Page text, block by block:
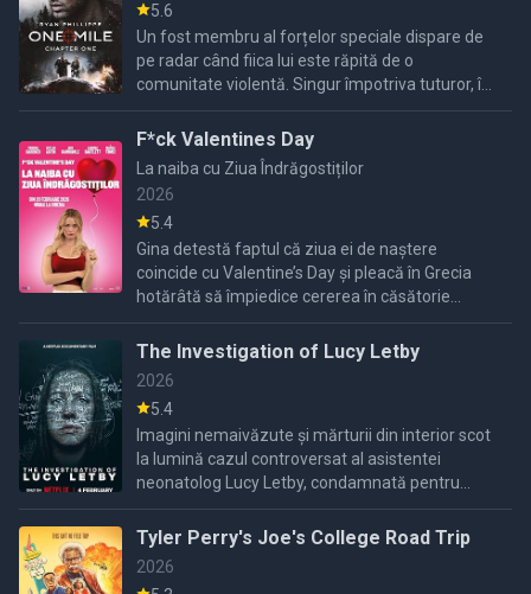
5.6
Un fost membru al forțelor speciale dispare de
pe radar când fiica lui este răpită de o
comunitate violentă. Singur împotriva tuturor, își
folosește abilitățile pentru a o găsi și a o salva.
F*ck Valentines Day
La naiba cu Ziua Îndrăgostiților
2026
5.4
Gina detestă faptul că ziua ei de naștere
coincide cu Valentine’s Day și pleacă în Grecia
hotărâtă să împiedice cererea în căsătorie
pregătită de iubitul ei. Alături de Johnny și sora
lui, Mickey, ...
The Investigation of Lucy Letby
2026
5.4
Imagini nemaivăzute și mărturii din interior scot
la lumină cazul controversat al asistentei
neonatolog Lucy Letby, condamnată pentru
moartea mai multor nou-născuți.
Tyler Perry's Joe's College Road Trip
2026